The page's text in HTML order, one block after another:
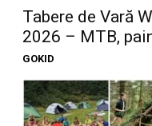
Tabere de Vară
2026 – MTB,
GOKID